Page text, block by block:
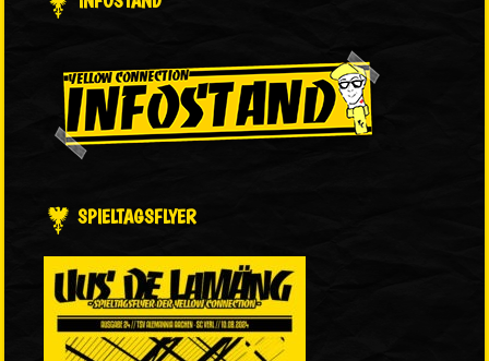
SPIELTAGSFLYER